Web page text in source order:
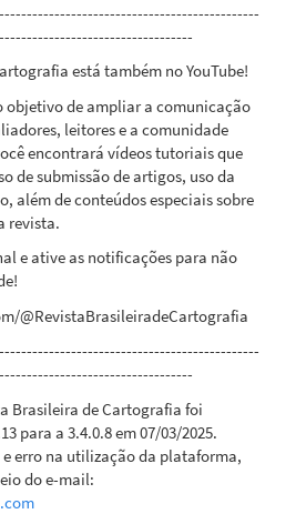
está também no YouTube!
objetivo de ampliar a comunicação
leitores e a comunidade
encontrará vídeos tutoriais que
de submissão de artigos, uso da
além de conteúdos especiais sobre
revista.
e ative as notificações para não
@RevistaBrasileiradeCartografia
Brasileira de Cartografia foi
para a 3.4.0.8 em 07/03/2025.
erro na utilização da plataforma,
do e-mail: